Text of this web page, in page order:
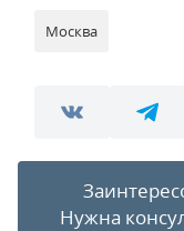
Москва
Нужна